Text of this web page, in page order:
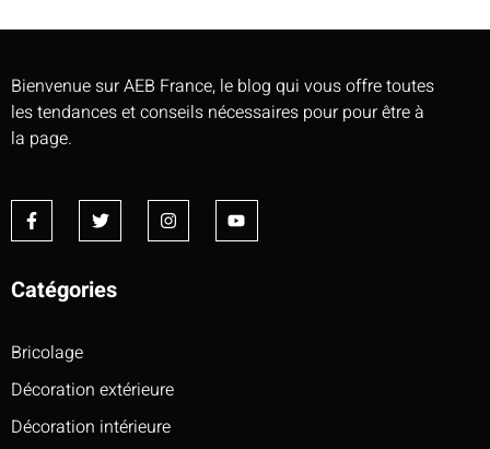
Bienvenue sur AEB France, le blog qui vous offre toutes
les tendances et conseils nécessaires pour pour être à
la page.
Catégories
Bricolage
Décoration extérieure
Décoration intérieure